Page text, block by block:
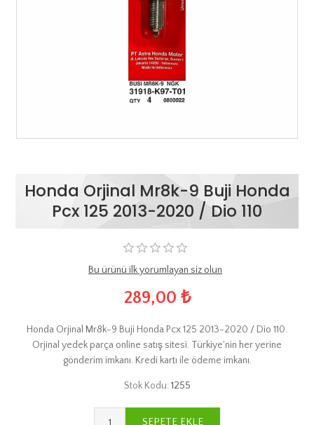
Honda Orjinal Mr8k-9 Buji Honda
Pcx 125 2013-2020 / Dio 110
Bu ürünü ilk yorumlayan siz olun
289,00 ₺
Honda Orjinal Mr8k-9 Buji Honda Pcx 125 2013-2020 / Dio 110.
Orjinal yedek parça online satış sitesi. Türkiye'nin her yerine
gönderim imkanı. Kredi kartı ile ödeme imkanı.
Stok Kodu: 1255
SEPETE EKLE